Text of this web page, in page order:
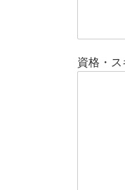
資格・ス